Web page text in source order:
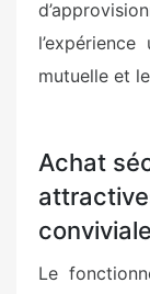
mutuelle et
Achat
Le